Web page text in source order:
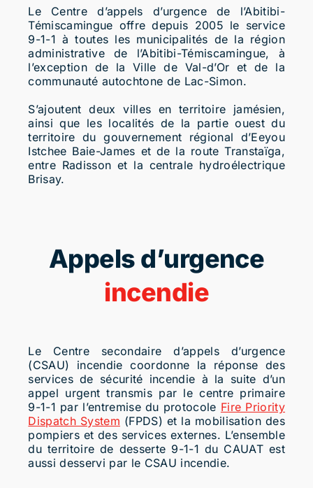
Le Centre d’appels d’urgence de l’Abitibi-
Témiscamingue offre depuis 2005 le service
9-1-1 à toutes les municipalités de la région
administrative de l’Abitibi-Témiscamingue, à
l’exception de la Ville de Val-d’Or et de la
communauté autochtone de Lac-Simon.
S’ajoutent deux villes en territoire jamésien,
ainsi que les localités de la partie ouest du
territoire du gouvernement régional d’Eeyou
Istchee Baie-James et de la route Transtaïga,
entre Radisson et la centrale hydroélectrique
Brisay.
Appels d’urgence
incendie
Le Centre secondaire d’appels d’urgence
(CSAU) incendie coordonne la réponse des
services de sécurité incendie à la suite d’un
appel urgent transmis par le centre primaire
9-1-1 par l’entremise du protocole Fire Priority
Dispatch System (FPDS) et la mobilisation des
pompiers et des services externes. L’ensemble
du territoire de desserte 9-1-1 du CAUAT est
aussi desservi par le CSAU incendie.